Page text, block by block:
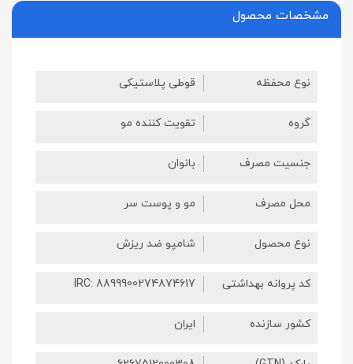
مشخصات محصول
نوع محفظه قوطی پلاستیکی
گروه تقویت کننده مو
جنسیت مصرف بانوان
محل مصرف مو و پوست سر
نوع محصول شامپو ضد ریزش
کد پروانه بهداشتی IRC: 8899900274874617
کشور سازنده ایران